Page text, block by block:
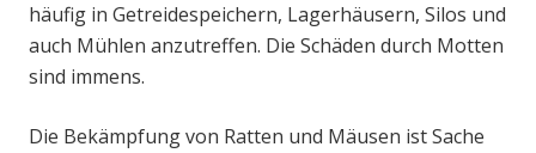
häufig in Getreidespeichern, Lagerhäusern, Silos und
auch Mühlen anzutreffen. Die Schäden durch Motten
sind immens.
Die Bekämpfung von Ratten und Mäusen ist Sache